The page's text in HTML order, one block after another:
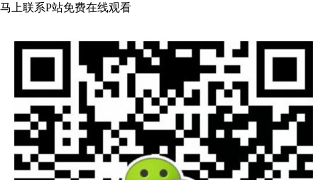
马上联系P站免费在线观看